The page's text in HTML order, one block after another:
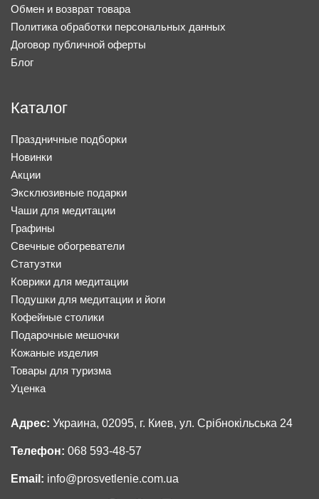
Обмен и возврат товара
Политика обработки персональных данных
Договор публичной оферты
Блог
Каталог
Праздничные подборки
Новинки
Акции
Эксклюзивные подарки
Чаши для медитации
Графины
Свечные обогреватели
Статуэтки
Коврики для медитации
Подушки для медитации и йоги
Кофейные столики
Подарочные мешочки
Кожаные изделия
Товары для туризма
Уценка
Адрес: Украина, 02095, г. Киев, ул. Срібнокільська 24
Телефон: 068 593-48-57
Email: info@prosvetlenie.com.ua